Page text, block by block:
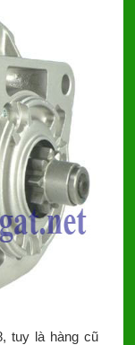
tuy là hàng cũ